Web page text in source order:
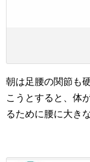
朝は足腰の関節も
こうとすると、体
るために腰に大き